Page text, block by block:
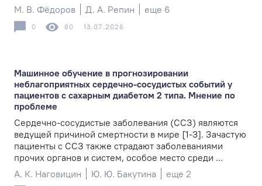
М. В. Фёдоров
Д. А. Репин еще 6
0 80 13.07.2026
Машинное обучение в прогнозировании
неблагоприятных сердечно-сосудистых событий у
пациентов с сахарным диабетом 2 типа. Мнение по
проблеме
Сердечно-сосудистые заболевания (ССЗ) являются
ведущей причиной смертности в мире [1-3]. Зачастую
пациенты с ССЗ также страдают заболеваниями
прочих органов и систем, особое место среди ...
А. К. Наговицин
Ю. Ю. Бакутина еще 2